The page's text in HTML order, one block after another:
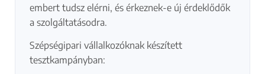
embert tudsz elérni, és érkeznek-e új érdeklődők
a szolgáltatásodra.
Szépségipari vállalkozóknak készített
tesztkampányban: